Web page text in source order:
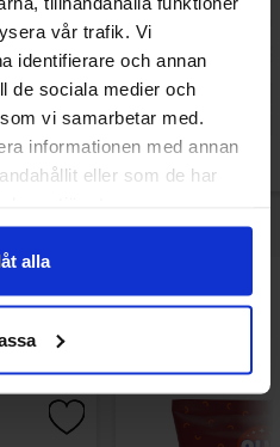
vår trafik. Vi
identifierare och annan
de sociala medier och
vi samarbetar med.
informationen med annan
eller som de har
alla
ostivat